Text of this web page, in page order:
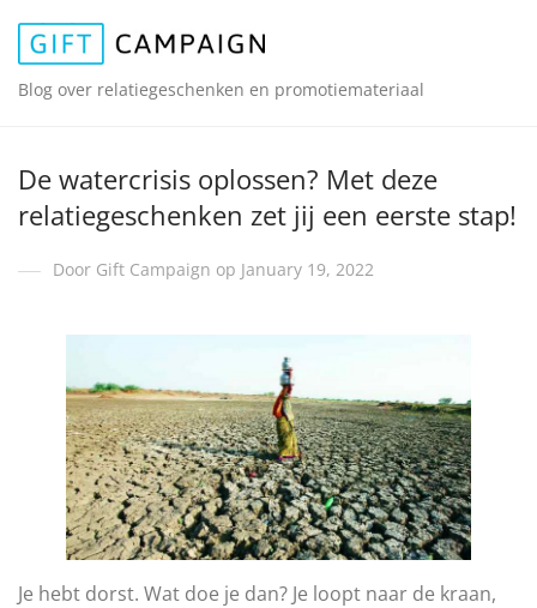
Blog over relatiegeschenken en promotiemateriaal
De watercrisis oplossen? Met deze
relatiegeschenken zet jij een eerste stap!
Door Gift Campaign op January 19, 2022
Je hebt dorst. Wat doe je dan? Je loopt naar de kraan,